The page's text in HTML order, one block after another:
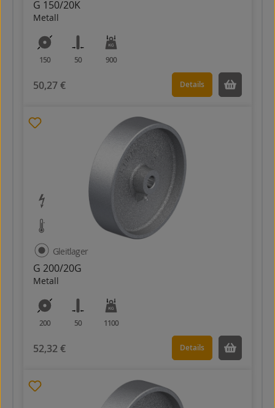
G 150/20K
Metall
150 50 900
50,27 € Details
G 200/20G
Metall
Gleitlager
200 50 1100
52,32 € Details